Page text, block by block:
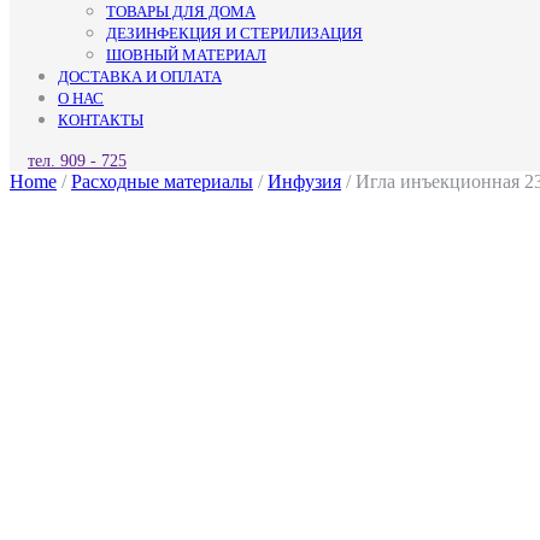
ТОВАРЫ ДЛЯ ДОМА
ДЕЗИНФЕКЦИЯ И СТЕРИЛИЗАЦИЯ
ШОВНЫЙ МАТЕРИАЛ
ДОСТАВКА И ОПЛАТА
О НАС
КОНТАКТЫ
КНОПКА
ЗАКРЫТЬ
тел. 909 - 725
Home /Расходные материалы /Инфузия / Игла инъекционная